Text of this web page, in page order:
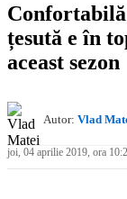
Confortabilă
țesută e în
aceast sezon
Autor: Vlad
joi, 04 aprilie 2019, ora